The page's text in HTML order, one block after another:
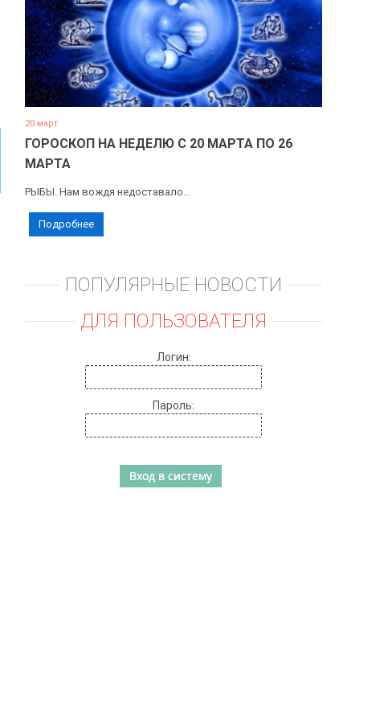
20 март
ГОРОСКОП НА НЕДЕЛЮ С 20 МАРТА ПО 26
МАРТА
РЫБЫ. Нам вождя недоставало...
Подробнее
ПОПУЛЯРНЫЕ НОВОСТИ
ДЛЯ ПОЛЬЗОВАТЕЛЯ
Логин:
Пароль: